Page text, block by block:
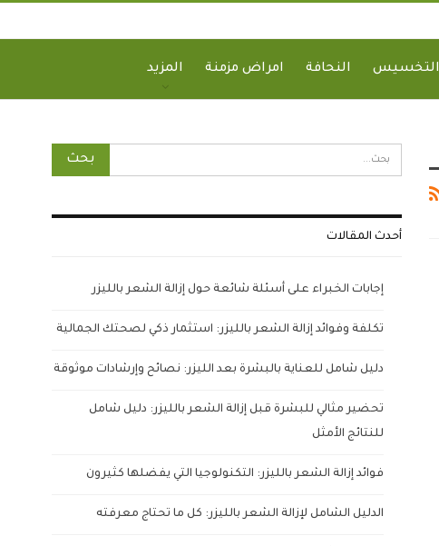
التخسيس النحافة امراض مزمنة المزيد
أحدث المقالات
إجابات الخبراء على أسئلة شائعة حول إزالة الشعر بالليزر
تكلفة وفوائد إزالة الشعر بالليزر: استثمار ذكي لصحتك الجمالية
دليل شامل للعناية بالبشرة بعد الليزر: نصائح وإرشادات موثوقة
تحضير مثالي للبشرة قبل إزالة الشعر بالليزر: دليل شامل
للنتائج الأمثل
فوائد إزالة الشعر بالليزر: التكنولوجيا التي يفضلها كثيرون
الدليل الشامل لإزالة الشعر بالليزر: كل ما تحتاج معرفته